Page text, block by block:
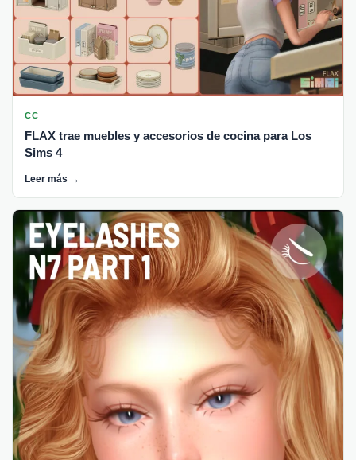
CC
FLAX trae muebles y accesorios de cocina para Los
Sims 4
Leer más →